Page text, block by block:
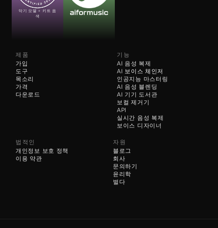
악기 모델 + 키트 음
색
제품
가입
도구
목소리
가격
다운로드
기능
AI 음성 복제
AI 음성 블렌딩
AI 보이스 체인저
인공지능 마스터링
AI 기기 도서관
보컬 제거기
API
실시간 음성 복제
보이스 디자이너
법적인
개인정보 보호 정책
이용 약관
자원
블로그
회사
문의하기
윤리학
벌다